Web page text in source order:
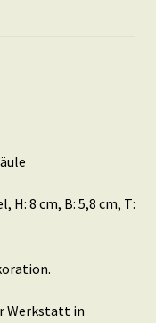
H: 8 cm, B: 5,8 cm, T:
Werkstatt in